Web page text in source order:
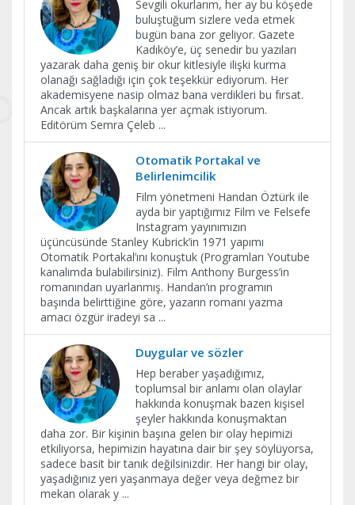
Sevgili okurlarım, her ay bu köşede
buluştuğum sizlere veda etmek
bugün bana zor geliyor. Gazete
Kadıköy’e, üç senedir bu yazıları
yazarak daha geniş bir okur kitlesiyle ilişki kurma
olanağı sağladığı için çok teşekkür ediyorum. Her
akademisyene nasip olmaz bana verdikleri bu fırsat.
Ancak artık başkalarına yer açmak istiyorum.
Editörüm Semra Çeleb ...
Otomatik Portakal ve
Belirlenimcilik
Film yönetmeni Handan Öztürk ile
ayda bir yaptığımız Film ve Felsefe
Instagram yayınımızın
üçüncüsünde Stanley Kubrick’in 1971 yapımı
Otomatik Portakal’ını konuştuk (Programları Youtube
kanalımda bulabilirsiniz). Film Anthony Burgess’in
romanından uyarlanmış. Handan’ın programın
başında belirttiğine göre, yazarın romanı yazma
amacı özgür iradeyi sa ...
Duygular ve sözler
Hep beraber yaşadığımız,
toplumsal bir anlamı olan olaylar
hakkında konuşmak bazen kişisel
şeyler hakkında konuşmaktan
daha zor. Bir kişinin başına gelen bir olay hepimizi
etkiliyorsa, hepimizin hayatına dair bir şey söylüyorsa,
sadece basit bir tanık değilsinizdir. Her hangi bir olay,
yaşadığınız yeri yaşanmaya değer veya değmez bir
mekan olarak y ...